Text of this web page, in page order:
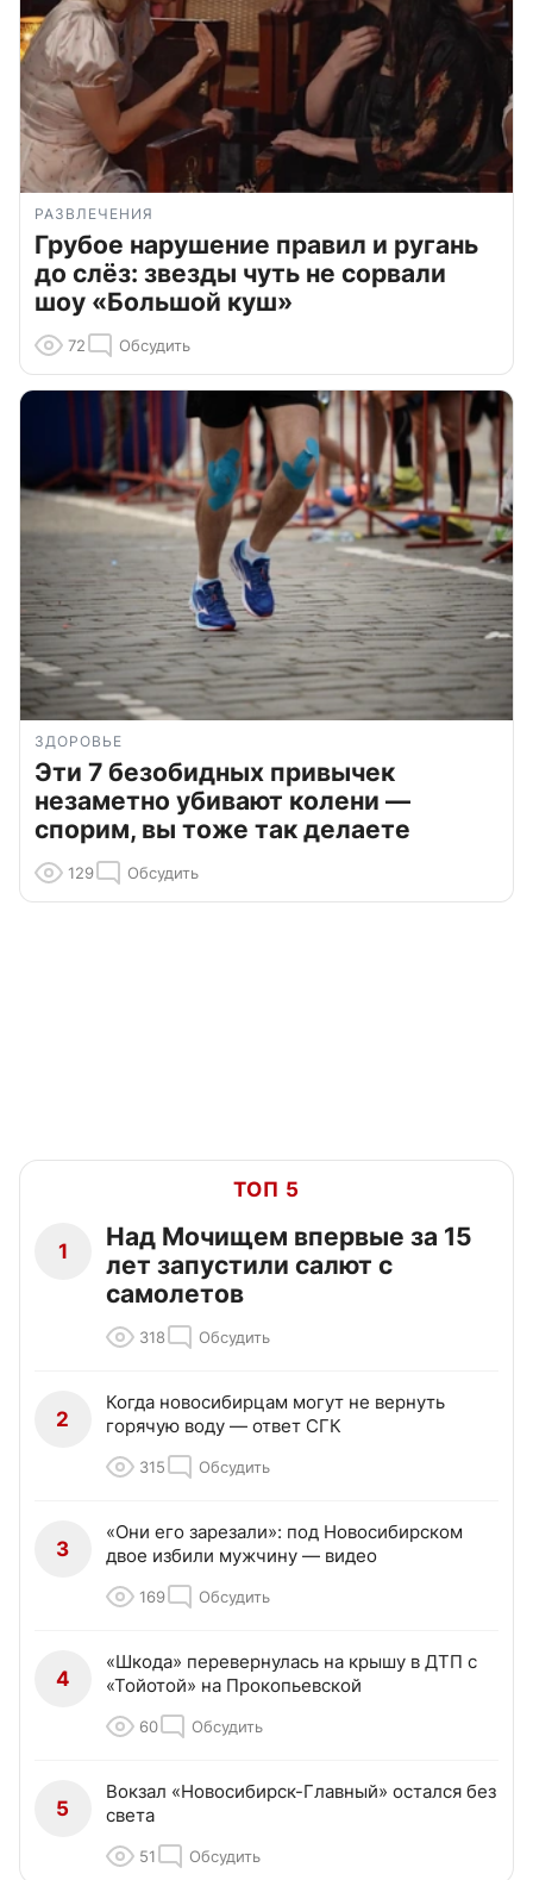
РАЗВЛЕЧЕНИЯ
Грубое нарушение правил и ругань
до слёз: звезды чуть не сорвали
шоу «Большой куш»
72 Обсудить
ЗДОРОВЬЕ
Эти 7 безобидных привычек
незаметно убивают колени —
спорим, вы тоже так делаете
129 Обсудить
ТОП 5
1
Над Мочищем впервые за 15
лет запустили салют с
самолетов
318 Обсудить
2
Когда новосибирцам могут не вернуть
горячую воду — ответ СГК
315 Обсудить
3
«Они его зарезали»: под Новосибирском
двое избили мужчину — видео
169 Обсудить
4
«Шкода» перевернулась на крышу в ДТП с
«Тойотой» на Прокопьевской
60 Обсудить
5
Вокзал «Новосибирск-Главный» остался без
света
51 Обсудить